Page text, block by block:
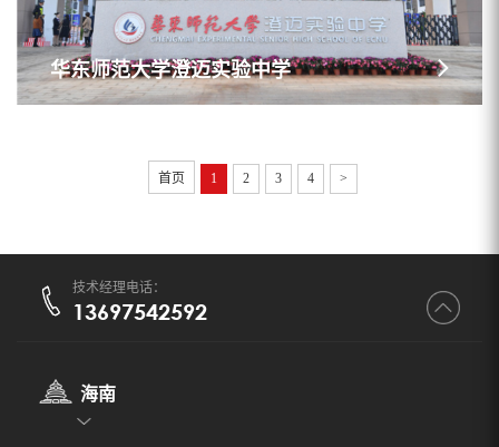
华东师范大学澄迈实验中学
首页 1 2 3 4 >
技术经理电话：
13697542592
海南